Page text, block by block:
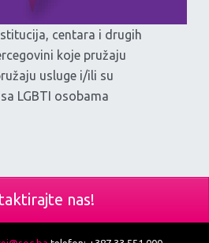
centara i drugih
koje pružaju
usluge i/ili su
LGBTI osobama
nas!